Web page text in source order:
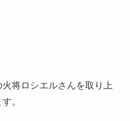
将ロシエルさんを取り上
。